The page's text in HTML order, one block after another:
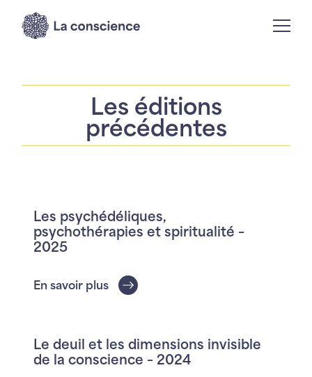
Les éditions
précédentes
Les psychédéliques,
psychothérapies et spiritualité –
2025
En savoir plus
Le deuil et les dimensions invisible
de la conscience – 2024